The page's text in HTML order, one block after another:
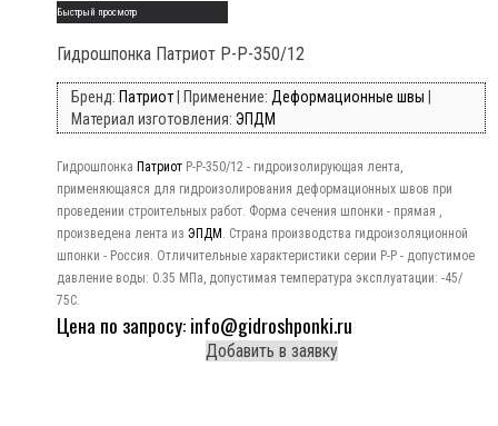
Быстрый просмотр
Гидрошпонка Патриот Р-Р-350/12
Бренд: Патриот | Применение: Деформационные швы
Материал изготовления: ЭПДМ
Гидрошпонка Патриот Р-Р-350/12 - гидроизолирующая лента,
применяющаяся для гидроизолирования деформационных швов при
проведении строительных работ. Форма сечения шпонки - прямая ,
произведена лента из ЭПДМ . Страна производства гидроизоляционной
шпонки - Россия. Отличительные характеристики серии Р-Р - допустимое
давление воды: 0.35 МПа, допустимая температура эксплуатации: -45/
75C.
Цена по запросу: info@gidroshponki.ru
Добавить в заявку